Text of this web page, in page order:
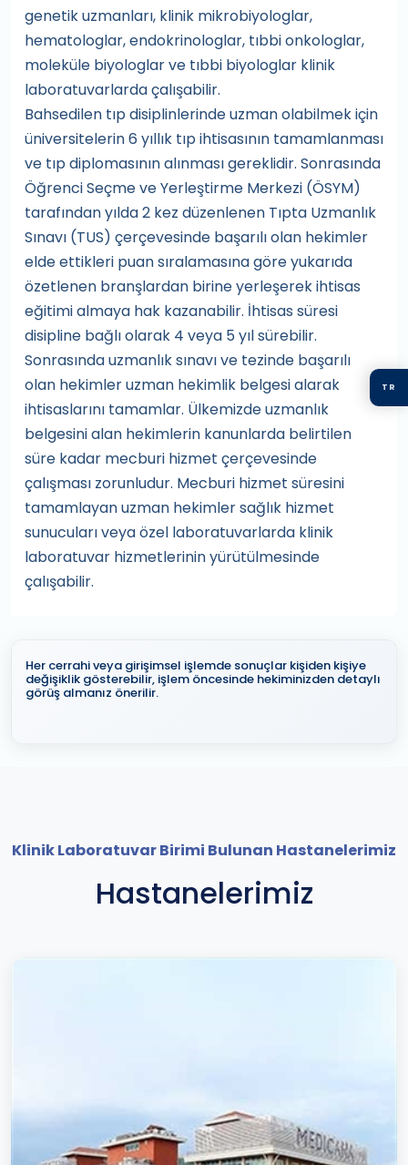
TR
genetik uzmanları, klinik mikrobiyologlar,
hematologlar, endokrinologlar, tıbbi onkologlar,
moleküle biyologlar ve tıbbi biyologlar klinik
laboratuvarlarda çalışabilir.
Bahsedilen tıp disiplinlerinde uzman olabilmek için
üniversitelerin 6 yıllık tıp ihtisasının tamamlanması
ve tıp diplomasının alınması gereklidir. Sonrasında
Öğrenci Seçme ve Yerleştirme Merkezi (ÖSYM)
tarafından yılda 2 kez düzenlenen Tıpta Uzmanlık
Sınavı (TUS) çerçevesinde başarılı olan hekimler
elde ettikleri puan sıralamasına göre yukarıda
özetlenen branşlardan birine yerleşerek ihtisas
eğitimi almaya hak kazanabilir. İhtisas süresi
disipline bağlı olarak 4 veya 5 yıl sürebilir.
Sonrasında uzmanlık sınavı ve tezinde başarılı
olan hekimler uzman hekimlik belgesi alarak
ihtisaslarını tamamlar. Ülkemizde uzmanlık
belgesini alan hekimlerin kanunlarda belirtilen
süre kadar mecburi hizmet çerçevesinde
çalışması zorunludur. Mecburi hizmet süresini
tamamlayan uzman hekimler sağlık hizmet
sunucuları veya özel laboratuvarlarda klinik
laboratuvar hizmetlerinin yürütülmesinde
çalışabilir.
Her cerrahi veya girişimsel işlemde sonuçlar kişiden kişiye
değişiklik gösterebilir, işlem öncesinde hekiminizden detaylı
görüş almanız önerilir.
Klinik Laboratuvar Birimi Bulunan Hastanelerimiz
Hastanelerimiz